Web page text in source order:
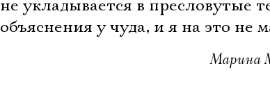
не укладывается в пресловутые
объяснения у чуда, и я на это не
Марина